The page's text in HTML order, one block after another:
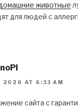
домашние животные
для людей с
2026 AT 6:33 AM
сайта с